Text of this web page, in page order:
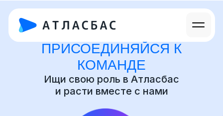
ПРИСОЕДИНЯЙСЯ К
КОМАНДЕ
Ищи свою роль в Атласбас
и расти вместе с нами